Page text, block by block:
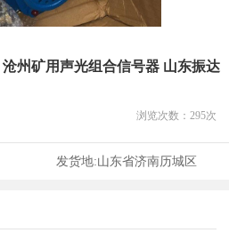
州矿用声光组合信号器 山东振达
浏览次数： 295次
发货地:山东省济南历城区